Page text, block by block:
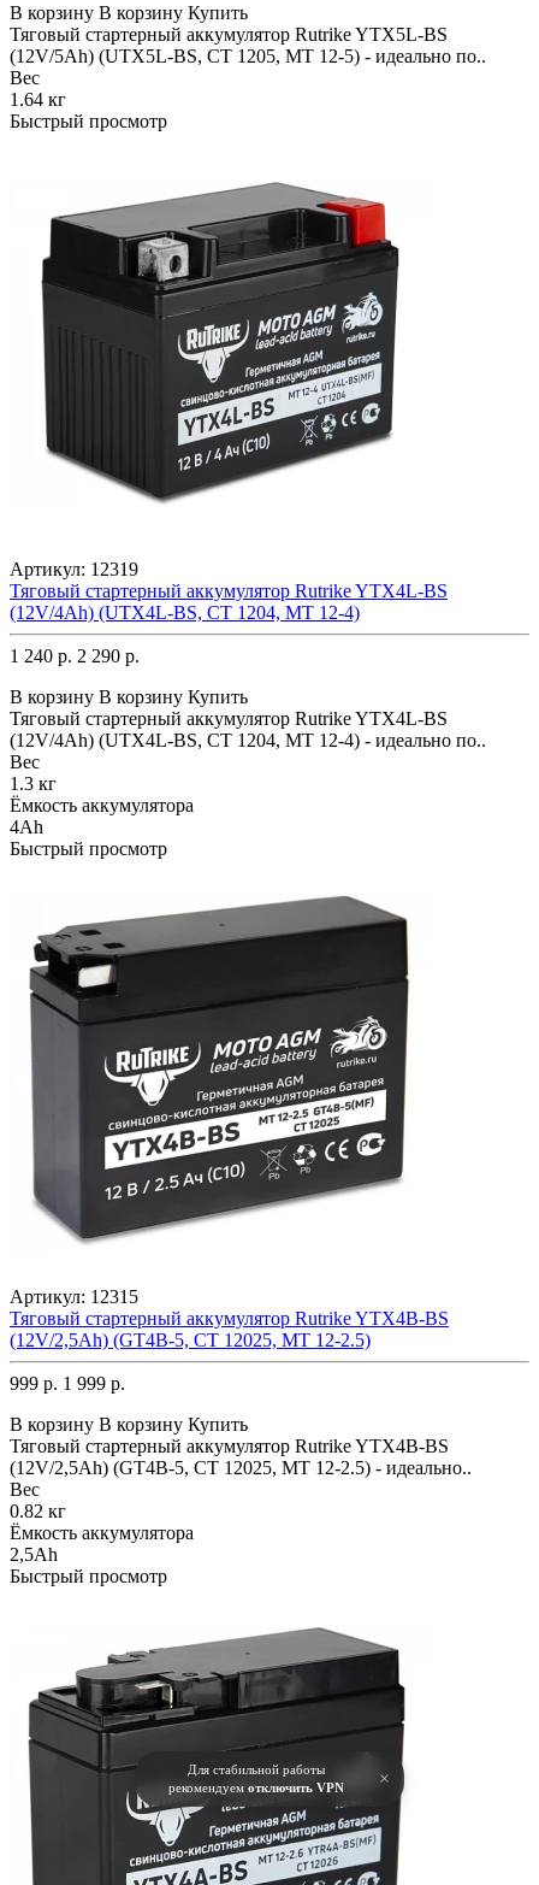
Для стабильной работы
рекомендуем отключить VPN ×
В корзину В корзину Купить
Тяговый стартерный аккумулятор Rutrike YTX5L-BS
(12V/5Ah) (UTX5L-BS, CT 1205, MT 12-5) - идеально по..
Вес
1.64 кг
Быстрый просмотр
Артикул: 12319
Тяговый стартерный аккумулятор Rutrike YTX4L-BS
(12V/4Ah) (UTX4L-BS, CT 1204, MT 12-4)
1 240 р. 2 290 р.
В корзину В корзину Купить
Тяговый стартерный аккумулятор Rutrike YTX4L-BS
(12V/4Ah) (UTX4L-BS, CT 1204, MT 12-4) - идеально по..
Вес
1.3 кг
Ёмкость аккумулятора
4Ah
Быстрый просмотр
Артикул: 12315
Тяговый стартерный аккумулятор Rutrike YTX4B-BS
(12V/2,5Ah) (GT4B-5, CT 12025, MT 12-2.5)
999 р. 1 999 р.
В корзину В корзину Купить
Тяговый стартерный аккумулятор Rutrike YTX4B-BS
(12V/2,5Ah) (GT4B-5, CT 12025, MT 12-2.5) - идеально..
Вес
0.82 кг
Ёмкость аккумулятора
2,5Ah
Быстрый просмотр